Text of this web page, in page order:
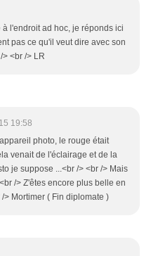
l'endroit ad hoc, je réponds ici
pas ce qu'il veut dire avec son
<br /> LR
19:58
photo, le rouge était
venait de l'éclairage et de la
je suppose ...<br /> <br /> Mais
/> Z'êtes encore plus belle en
> Mortimer ( Fin diplomate )